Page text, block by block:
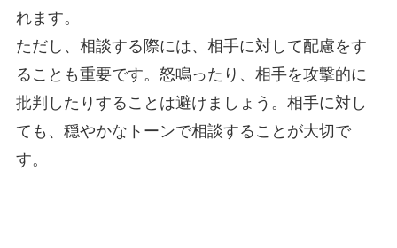
れます。
ただし、相談する際には、相手に対して配慮をす
ることも重要です。怒鳴ったり、相手を攻撃的に
批判したりすることは避けましょう。相手に対し
ても、穏やかなトーンで相談することが大切で
す。